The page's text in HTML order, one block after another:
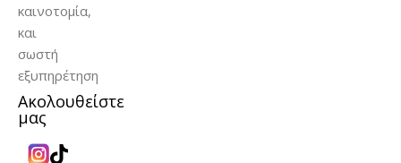
καινοτομία,
και
σωστή
εξυπηρέτηση
Ακολουθείστε
μας